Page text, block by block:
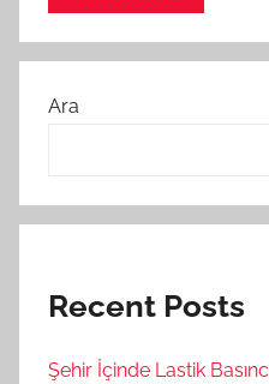
Ara
Recent Posts
Şehir İçinde Lastik